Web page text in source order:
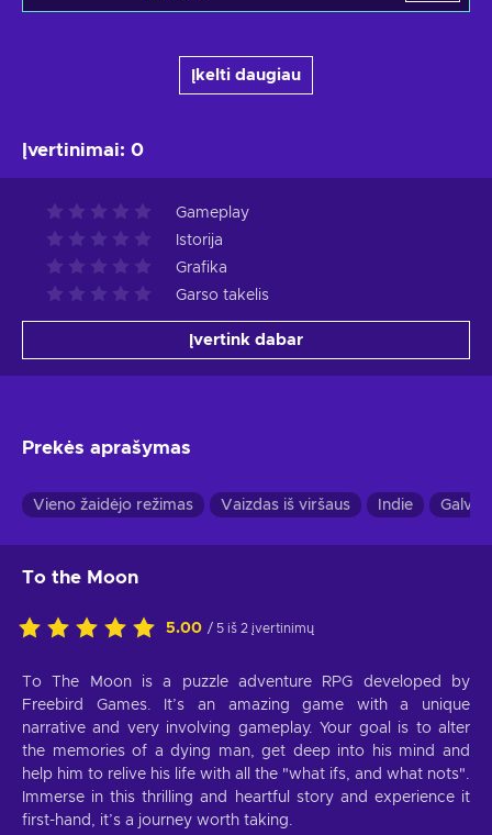
Įkelti daugiau
Įvertinimai: 0
Gameplay
Istorija
Grafika
Garso takelis
Įvertink dabar
Prekės aprašymas
Vieno žaidėjo režimas Vaizdas iš viršaus Indie
To the Moon
5.00 / 5 iš 2 įvertinimų
To The Moon is a puzzle adventure RPG developed by
Freebird Games. It’s an amazing game with a unique
narrative and very involving gameplay. Your goal is to alter
the memories of a dying man, get deep into his mind and
help him to relive his life with all the "what ifs, and what nots".
Immerse in this thrilling and heartful story and experience it
first-hand, it’s a journey worth taking.